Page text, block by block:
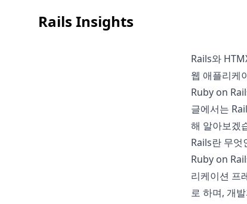
Rails Insights
Rails와
웹 애플리케
Ruby on
글에서는
해 알아보겠
Rails란 무엇
Ruby on
리케이션 프
로 하며, 개